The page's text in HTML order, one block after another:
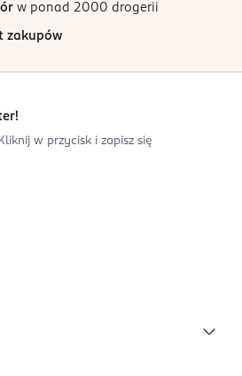
w ponad 2000 drogerii
zakupów
w przycisk i zapisz się